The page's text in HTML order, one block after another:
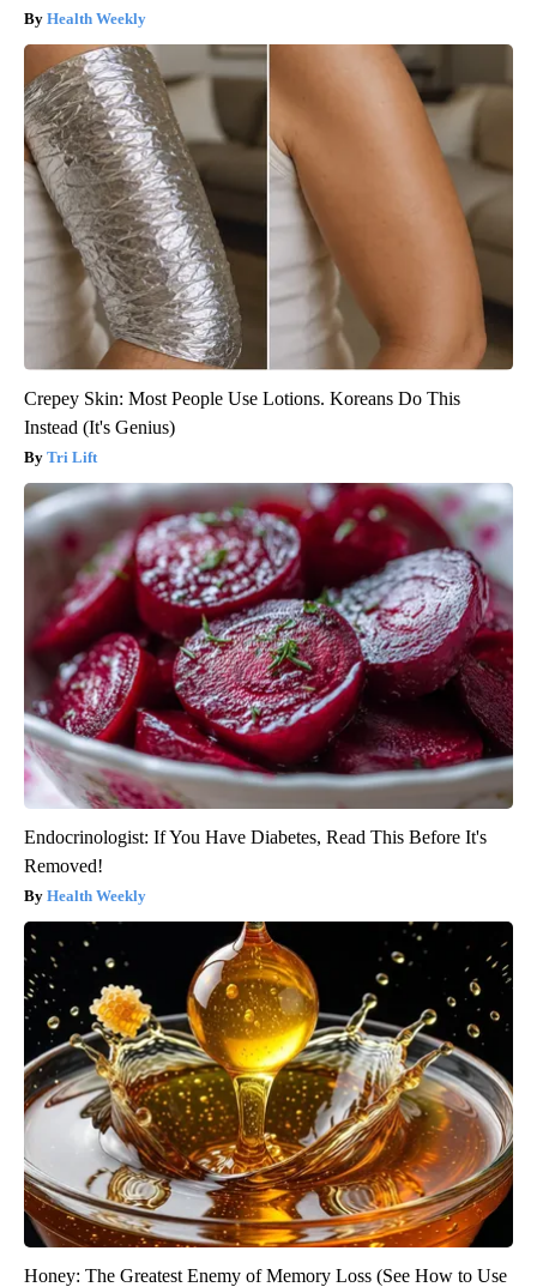
Health Weekly
Crepey Skin: Most People Use Lotions. Koreans Do This
Instead (It's Genius)
Tri Lift
Endocrinologist: If You Have Diabetes, Read This Before It's
Removed!
Health Weekly
Honey: The Greatest Enemy of Memory Loss (See How to Use